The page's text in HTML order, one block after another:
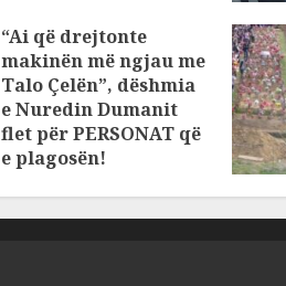
“Ai që drejtonte
makinën më ngjau me
Talo Çelën”, dëshmia
e Nuredin Dumanit
flet për PERSONAT që
e plagosën!